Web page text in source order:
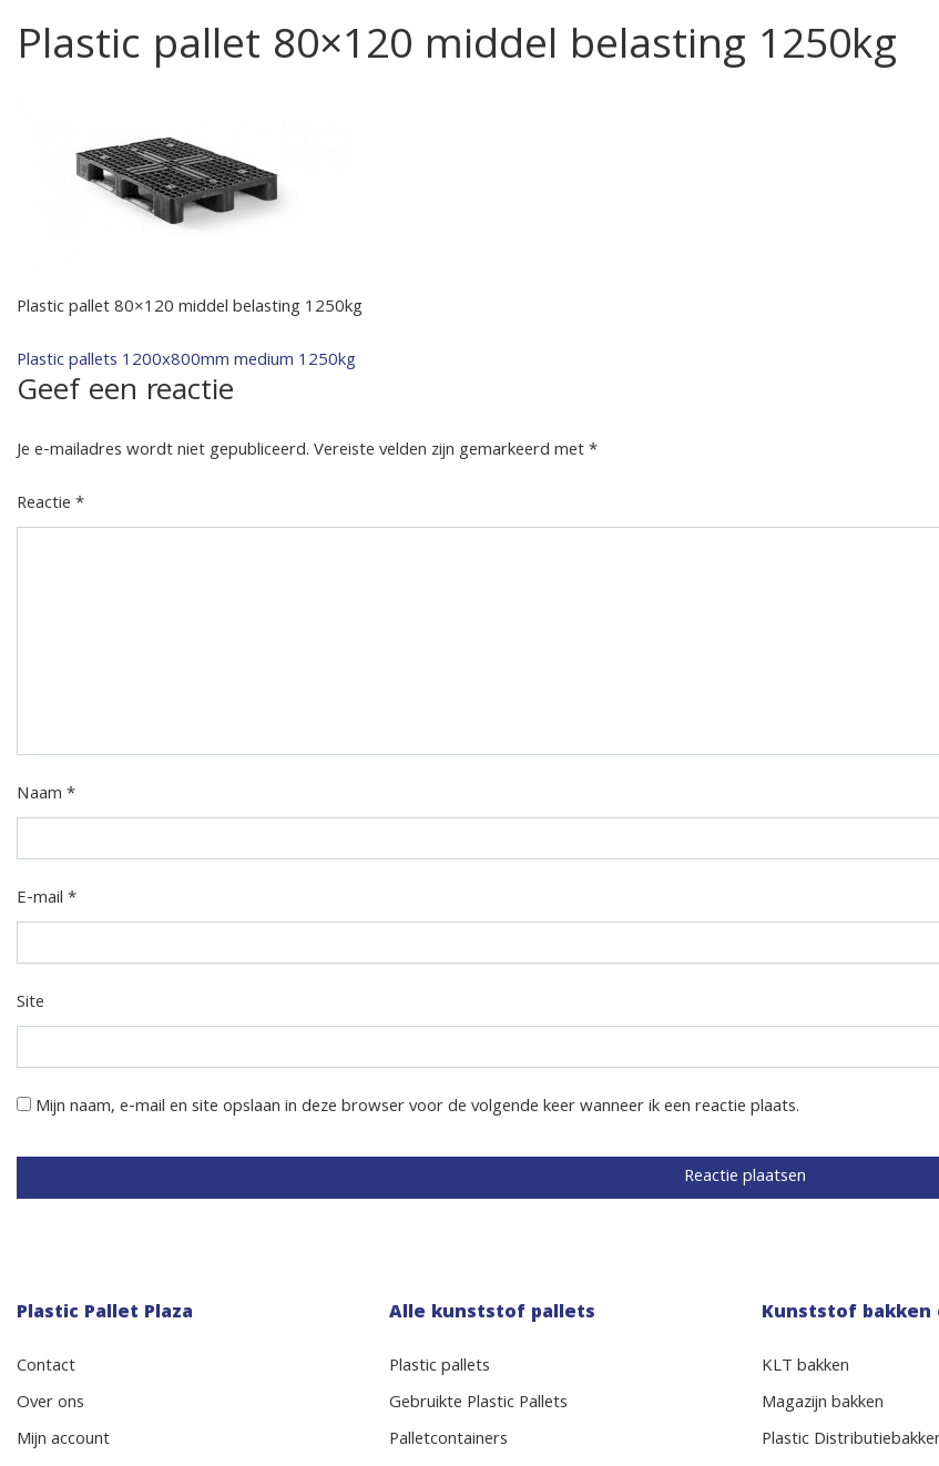
Plastic pallet 80×120 middel belasting 1250kg
Plastic pallet 80×120 middel belasting 1250kg
Bericht
navigatie
Plastic pallets 1200x800mm medium 1250kg
Geef een reactie
Je e-mailadres wordt niet gepubliceerd.Vereiste velden zijn gemarkeerd met*
Reactie*
Naam*
E-mail*
Site
Mijn naam, e-mail en site opslaan in deze browser voor de volgende keer wanneer ik een reactie plaats.
Plastic Pallet Plaza
Contact
Over ons
Mijn account
Alle kunststof pallets
Plastic pallets
Gebruikte Plastic Pallets
Palletcontainers
Kunststof bakken
KLT bakken
Magazijn bakken
Plastic